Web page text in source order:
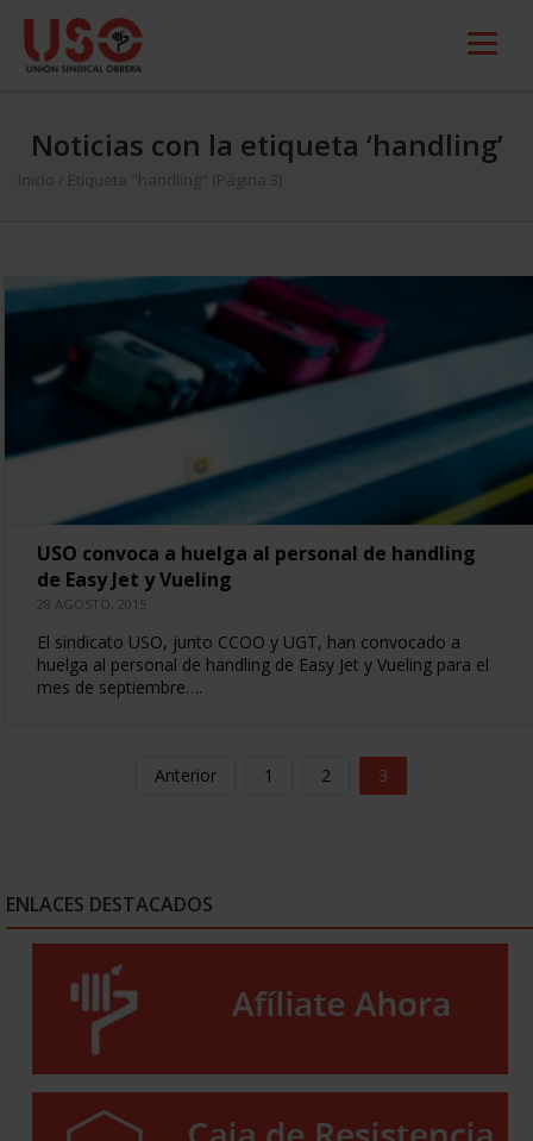
Noticias con la etiqueta ‘handling’
Inicio Etiqueta "handling" (Página 3)
USO convoca a huelga al personal de handling
de Easy Jet y Vueling
28 AGOSTO, 2015
El sindicato USO, junto CCOO y UGT, han convocado a
huelga al personal de handling de Easy Jet y Vueling para el
mes de septiembre….
Anterior 1 2 3
ENLACES DESTACADOS